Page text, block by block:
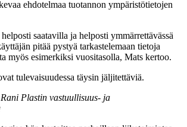
ehdotelmaa tuotannon ympäristötietojen
saatavilla ja helposti ymmärrettävässä
pitää pystyä tarkastelemaan tietoja
myös esimerkiksi vuositasolla, Mats kertoo.
tulevaisuudessa täysin jäljitettäviä.
Plastin vastuullisuus- ja